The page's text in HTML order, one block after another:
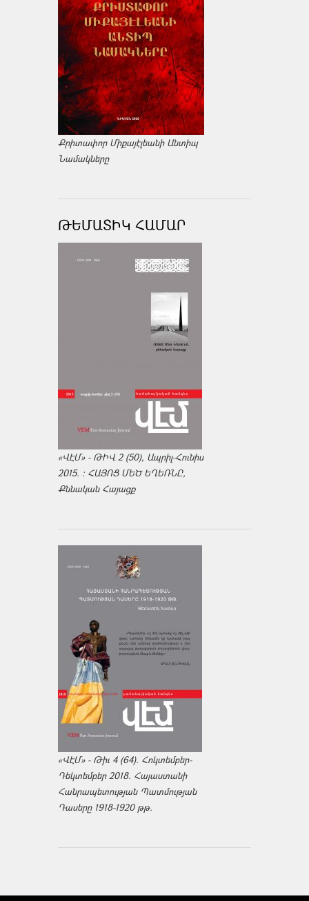
Քրիտափոր Միքայէլեանի Անտիպ
Նամակները
ԹԵՄԱՏԻԿ ՀԱՄԱՐ
«ՎԷՄ» - ԹԻՎ 2 (50), Ապրիլ-Հունիս
2015. : ՀԱՅՈՑ ՄԵԾ ԵՂԵՌՆԸ,
Քննական Հայացք
«ՎԷՄ» - Թիւ 4 (64). Հոկտեմբեր-
Դեկտեմբեր 2018. Հայաստանի
Հանրապետության Պատմության
Դասերը 1918-1920 թթ.